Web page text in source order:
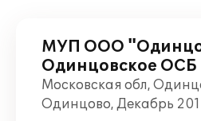
МУП ООО
Одинцовское
Московская обл,
Одинцово, Декабрь